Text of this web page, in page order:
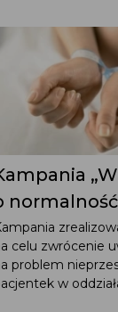
Kampania
o
Kampania
na celu zwrócenie
na problem
pacjentek w